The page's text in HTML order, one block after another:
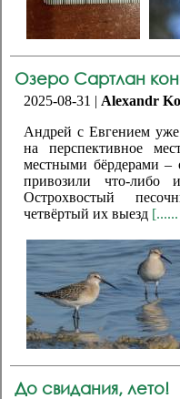
Озеро Сартлан
2025-08-31 | Alexandr
Андрей с Евгением уже
на перспективное
местными бёрдерами –
привозили что-либо
Острохвостый
четвёртый их выезд
До свидания, лето!